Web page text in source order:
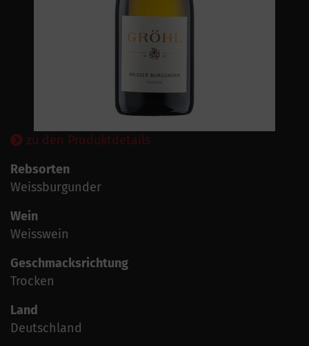
zu den Produktdetails
Rebsorten
Weissburgunder
Wein
Weisswein
Geschmacksrichtung
Trocken
Land
Deutschland